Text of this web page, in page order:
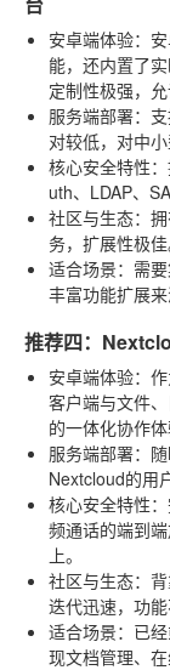
安卓端体验：
能，还内置了
定制性极强，
服务端部署：
对较低，对中小
核心安全特性
uth、LDAP、
社区与生态：
务，扩展性极
适合场景：需
丰富功能扩展
推荐四：
安卓端体验：
客户端与文件
的一体化协作体
服务端部署：
Nextcloud的用
核心安全特性
频通话的端到
上。
社区与生态：
迭代迅速，功能
适合场景：已
现文档管理、